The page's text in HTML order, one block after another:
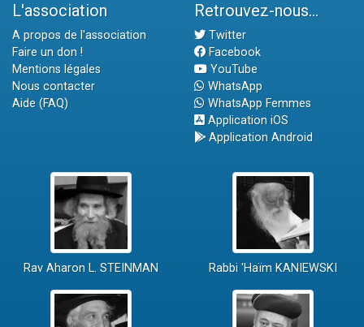
L'association
A propos de l'association
Faire un don !
Mentions légales
Nous contacter
Aide (FAQ)
Retrouvez-nous...
Twitter
Facebook
YouTube
WhatsApp
WhatsApp Femmes
Application iOS
Application Android
Rav Aharon L. STEINMAN Rabbi 'Haïm KANIEWSKI